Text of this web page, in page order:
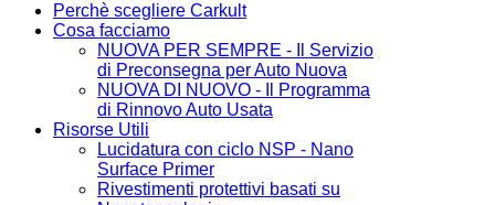
Perchè scegliere Carkult
Cosa facciamo
NUOVA PER SEMPRE - Il Servizio
di Preconsegna per Auto Nuova
NUOVA DI NUOVO - Il Programma
di Rinnovo Auto Usata
Risorse Utili
Lucidatura con ciclo NSP - Nano
Surface Primer
Rivestimenti protettivi basati su